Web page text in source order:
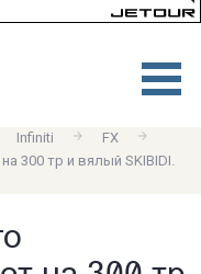
Infiniti
FX
300 тр и вялый SKIBIDI.